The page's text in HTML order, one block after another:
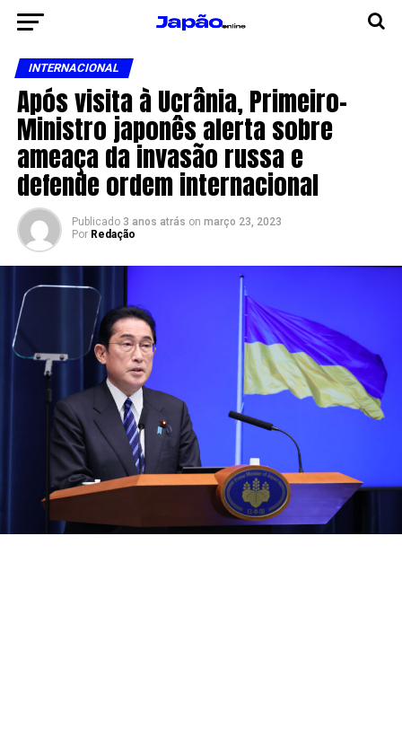
INTERNACIONAL
Após visita à Ucrânia, Primeiro-
Ministro japonês alerta sobre
ameaça da invasão russa e
defende ordem internacional
Publicado 3 anos atrás on março 23, 2023
Por Redação